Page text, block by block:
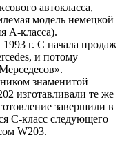
автокласса,
модель немецкой
А-класса).
г. С начала продаж
и потому
знаменитой
изготавливали те же
завершили в
С-класс следующего
W203.